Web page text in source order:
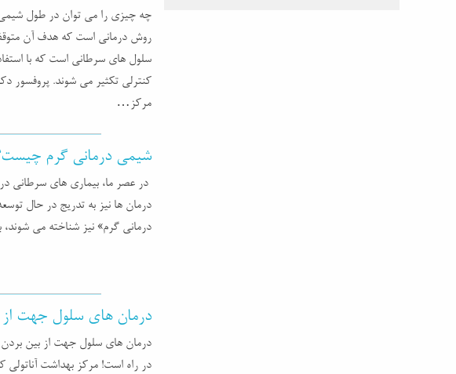
چه چیزی را می توان در طول
روش درمانی است که هدف آن
سلول های سرطانی است که با
کنترلی تکثیر می شوند. پروفسور
مرکز…
شیمی درمانی گرم
در عصر ما، بیماری های سرطانی
درمانی گرم» نیز شناخته می شوند،
درمان های سلول جهت از
درمان های سلول جهت از بین بردن
در راه است! مرکز بهداشت آناتولی